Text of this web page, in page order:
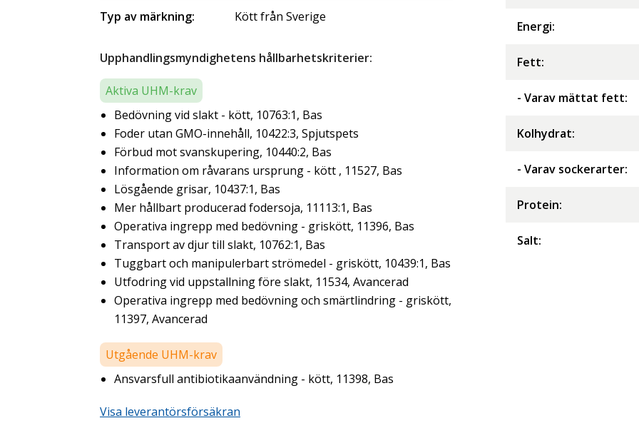
Typ av märkning: Kött från Sverige
Upphandlingsmyndighetens hållbarhetskriterier:
Aktiva UHM-krav
Bedövning vid slakt - kött, 10763:1, Bas
Foder utan GMO-innehåll, 10422:3, Spjutspets
Förbud mot svanskupering, 10440:2, Bas
Information om råvarans ursprung - kött , 11527, Bas
Lösgående grisar, 10437:1, Bas
Mer hållbart producerad fodersoja, 11113:1, Bas
Operativa ingrepp med bedövning - griskött, 11396, Bas
Transport av djur till slakt, 10762:1, Bas
Tuggbart och manipulerbart strömedel - griskött, 10439:1, Bas
Utfodring vid uppstallning före slakt, 11534, Avancerad
Operativa ingrepp med bedövning och smärtlindring - griskött,
11397, Avancerad
Utgående UHM-krav
Ansvarsfull antibiotikaanvändning - kött, 11398, Bas
Visa leverantörsförsäkran
Energi:
Fett:
- Varav mättat fett:
Kolhydrat:
- Varav sockerarter:
Protein:
Salt: